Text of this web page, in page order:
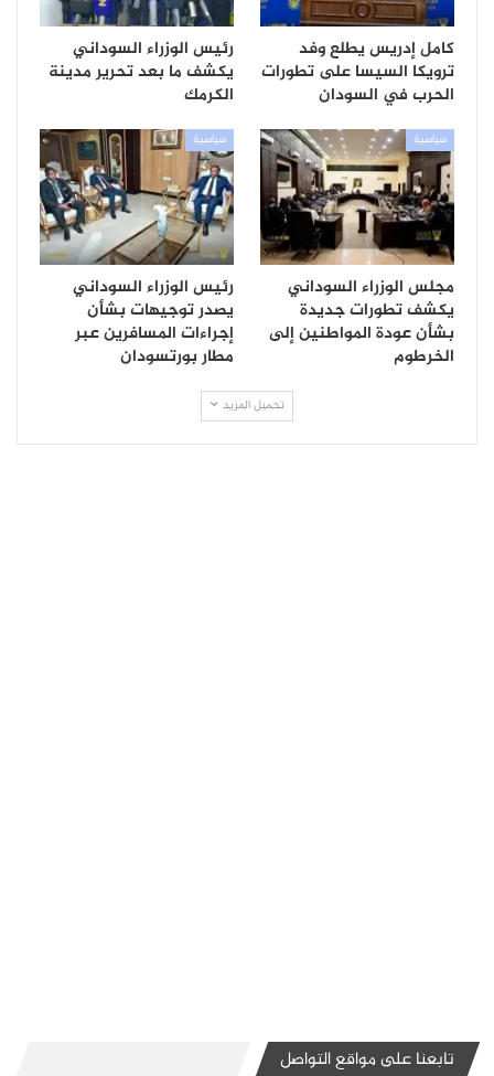
كامل إدريس يطلع وفد
ترويكا السيسا على تطورات
الحرب في السودان
رئيس الوزراء السوداني
يكشف ما بعد تحرير مدينة
الكرمك
سياسية
مجلس الوزراء السوداني
يكشف تطورات جديدة
بشأن عودة المواطنين إلى
الخرطوم
سياسية
رئيس الوزراء السوداني
يصدر توجيهات بشأن
إجراءات المسافرين عبر
مطار بورتسودان
تحميل المزيد
تابعنا على مواقع التواصل